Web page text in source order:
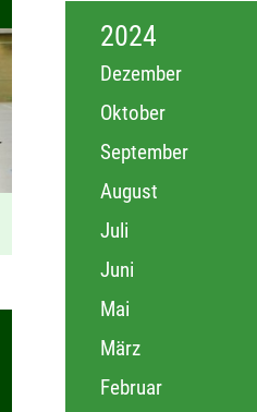
2024
Dezember
Oktober
September
August
Juli
Juni
Mai
März
Februar